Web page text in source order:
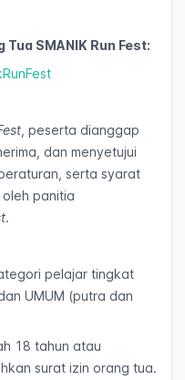
SMANIK Run Fest:
, peserta dianggap
dan menyetujui
serta syarat
panitia
.
pelajar tingkat
UMUM (putra dan
18 tahun atau
surat izin orang tua.